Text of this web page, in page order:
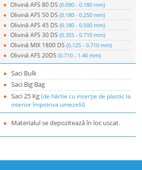
Olivină AFS 80 DS (0.090 - 0.180 mm)
Olivină AFS 50 DS (0.180 - 0.250 mm)
Olivină AFS 45 DS (0.180 - 0.500 mm)
Olivină AFS 30 DS (0.355 - 0.710 mm)
Olivină MIX 1800 DS (0.125 - 0.710 mm)
Olivină AFS 20DS (0.710 - 1.40 mm)
Saci Bulk
Saci Big Bag
Saci 25 Kg(de hârtie cu inserție de plastic la
interior împotriva umezelii)
Materialul se depozitează în loc uscat.